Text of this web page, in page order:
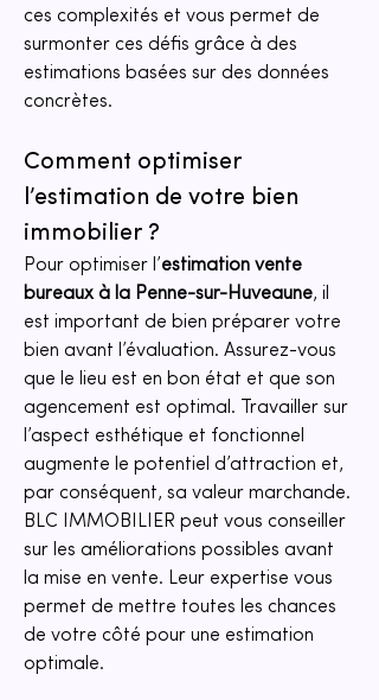
ces complexités et vous permet de
surmonter ces défis grâce à des
estimations basées sur des données
concrètes.
Comment optimiser
l’estimation de votre bien
immobilier ?
Pour optimiser l’estimation vente
bureaux à la Penne-sur-Huveaune, il
est important de bien préparer votre
bien avant l’évaluation. Assurez-vous
que le lieu est en bon état et que son
agencement est optimal. Travailler sur
l’aspect esthétique et fonctionnel
augmente le potentiel d’attraction et,
par conséquent, sa valeur marchande.
BLC IMMOBILIER peut vous conseiller
sur les améliorations possibles avant
la mise en vente. Leur expertise vous
permet de mettre toutes les chances
de votre côté pour une estimation
optimale.